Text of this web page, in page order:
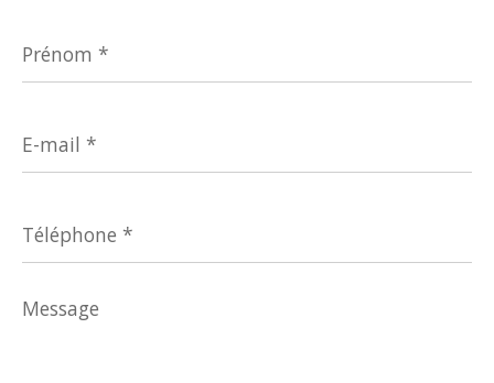
*
mail
*
*
Message
*